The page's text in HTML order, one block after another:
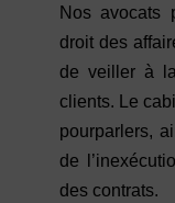
Nos avocats
droit des
de veiller à
clients. Le
pourparlers,
de
des contrats.